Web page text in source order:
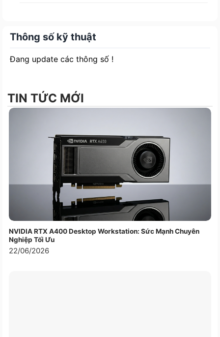
Thông số kỹ thuật
Đang update các thông số !
TIN TỨC MỚI
NVIDIA RTX A400 Desktop Workstation: Sức Mạnh Chuyên
Nghiệp Tối Ưu
22/06/2026